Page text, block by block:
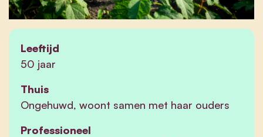
Leeftijd
50 jaar
Thuis
Ongehuwd, woont samen met haar ouders
Professioneel